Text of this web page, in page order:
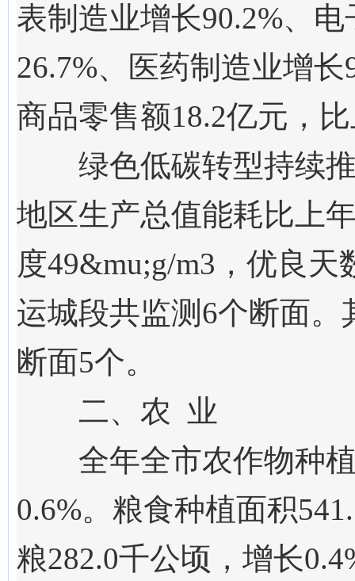
表制造业增长90.2%、
26.7%、医药制造业增
商品零售额18.2亿元，
绿色低碳转型持续
地区生产总值能耗比上
度49&mu;g/m3，优良天
运城段共监测 6个断面。
断面5个。
二、农 业
全年全市农作物种
0.6%。粮食种植面积
粮282.0千公顷， 增长0.4